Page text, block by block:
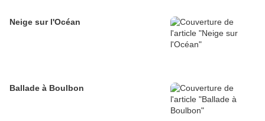
Neige sur l'Océan
Ballade à Boulbon